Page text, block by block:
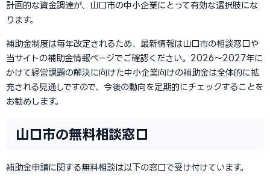
計画的な資金調達が、山口市の中小企業にとって有効な選択肢にな
ります。
補助金制度は毎年改定されるため、最新情報は山口市の相談窓口や
当サイトの補助金情報ページでご確認ください。2026〜2027年に
かけて経営課題の解決に向けた中小企業向けの補助金は全体的に拡
充される見通しですので、今後の動向を定期的にチェックすることを
お勧めします。
山口市の無料相談窓口
補助金申請に関する無料相談は以下の窓口で受け付けています。